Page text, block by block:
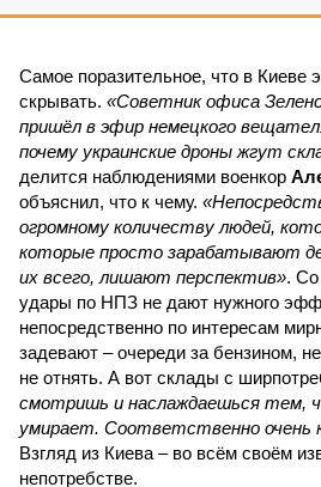
Самое поразительное, что в Киеве
скрывать. «Советник офиса
пришёл в эфир немецкого
почему украинские дроны жгут
делится наблюдениями военкор
объяснил, что к чему.
огромному количеству людей,
которые просто зарабатывают
их всего, лишают перспектив».
удары по НПЗ не дают нужного
непосредственно по интересам
задевают – очереди за бензином,
не отнять. А вот склады с
смотришь и наслаждаешься тем,
умирает. Соответственно очень
Взгляд из Киева – во всём своём
непотребстве.